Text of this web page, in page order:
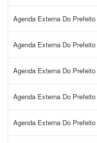
Agenda Externa Do Prefeito
Agenda Externa Do Prefeito
Agenda Externa Do Prefeito
Agenda Externa Do Prefeito
Agenda Externa Do Prefeito